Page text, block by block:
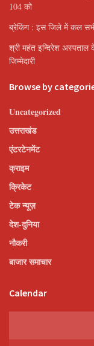
104 को
ब्रेकिंग : इस जिले में कल
श्री महंत इन्दिरेश अस्पताल
जिम्मेदारी
Browse by
Uncategorized
उत्तराखंड
एंटरटेनमेंट
क्राइम
क्रिकेट
टेक न्यूज़
देश-दुनिया
नौकरी
बाजार समाचार
Calendar